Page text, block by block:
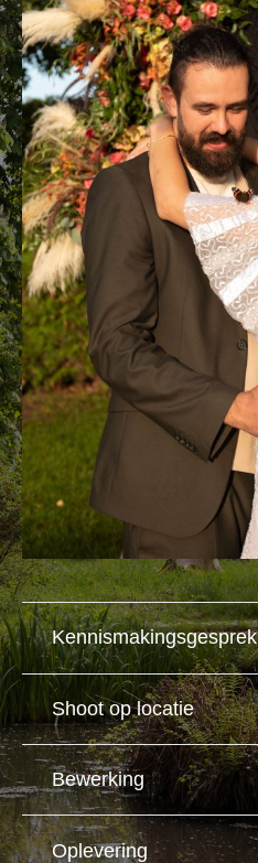
Kennismakingsgesprek
Shoot op locatie
Bewerking
Oplevering